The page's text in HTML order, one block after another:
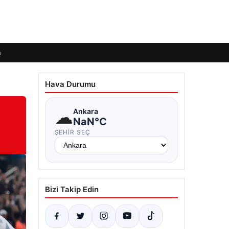
Hava Durumu
☁Ankara
NaN°C
ŞEHIR SEÇ
Bizi Takip Edin